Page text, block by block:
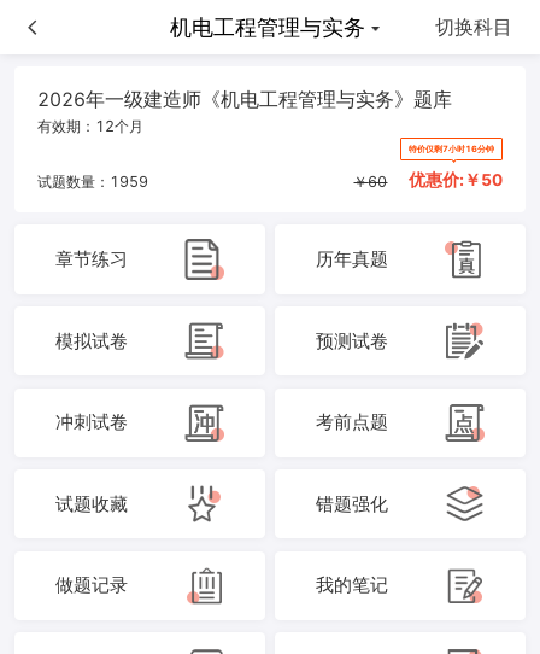
机电工程管理与实务 切换科目
机电工程管理与实务
2026年一级建造师《机电工程管理与实务》题库
有效期： 12个月
试题数量： 1959 ￥60
特价仅剩7小时16分钟
优惠价:￥50
章节练习 历年真题
模拟试卷 预测试卷
冲刺试卷 考前点题
试题收藏 错题强化
做题记录 我的笔记